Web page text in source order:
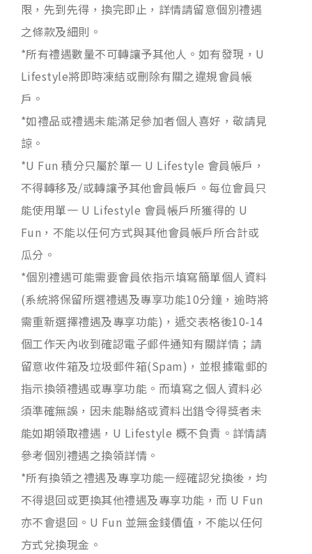
限，先到先得，換完即止，詳情請留意個別禮遇
之條款及細則。
*所有禮遇數量不可轉讓予其他人。如有發現，U
Lifestyle將即時凍結或刪除有關之違規會員帳
戶。
*如禮品或禮遇未能滿足參加者個人喜好，敬請見
諒。
*U Fun 積分只屬於單一 U Lifestyle 會員帳戶，
不得轉移及/或轉讓予其他會員帳戶。每位會員只
能使用單一 U Lifestyle 會員帳戶所獲得的 U
Fun，不能以任何方式與其他會員帳戶所合計或
瓜分。
*個別禮遇可能需要會員依指示填寫簡單個人資料
(系統將保留所選禮遇及專享功能10分鐘，逾時將
需重新選擇禮遇及專享功能)，遞交表格後10-14
個工作天內收到確認電子郵件通知有關詳情；請
留意收件箱及垃圾郵件箱(Spam)，並根據電郵的
指示換領禮遇或專享功能。而填寫之個人資料必
須準確無誤，因未能聯絡或資料出錯令得獎者未
能如期領取禮遇，U Lifestyle 概不負責。詳情請
參考個別禮遇之換領詳情。
*所有換領之禮遇及專享功能一經確認兌換後，均
不得退回或更換其他禮遇及專享功能，而 U Fun
亦不會退回。U Fun 並無金錢價值，不能以任何
方式兌換現金。